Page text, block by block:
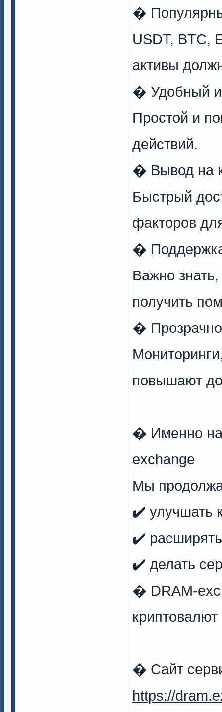
�
USDT, BTC,
активы
� Удобный
Простой и
действий.
� Вывод на
Быстрый
факторов
�
Важно
получить
�
повышают
� Именно
exchange
Мы
✔️ улучшать
✔️
✔️ делать
� DRAM-
� Сайт
https://